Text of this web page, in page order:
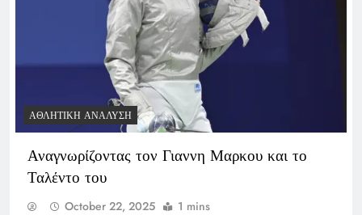
ΑΘΛΗΤΙΚΉ ΑΝΆΛΥΣΗ
Αναγνωρίζοντας τον Γιαννη Μαρκου και το
Ταλέντο του
October 22, 2025 1 mins